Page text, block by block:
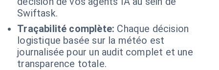
Swiftask.
Traçabilité complète: Chaque décision
logistique basée sur la météo est
journalisée pour un audit complet et une
transparence totale.